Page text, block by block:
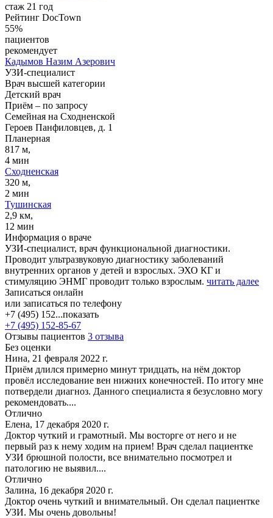
стаж 21 год
Рейтинг DocTown
55%
пациентов
рекомендует
Кадымов Назим Азерович
УЗИ-специалист
Врач высшей категории
Детский врач
Приём – по запросу
Семейная на Сходненской
Героев Панфиловцев, д. 1
Планерная
817 м,
4 мин
Сходненская
320 м,
2 мин
Тушинская
2,9 км,
12 мин
Информация о враче
УЗИ-специалист, врач функциональной диагностики.
Проводит ультразвуковую диагностику заболеваний
внутренних органов у детей и взрослых. ЭХО КГ и
стимуляцию ЭНМГ проводит только взрослым. читать далее
Записаться онлайн
или записаться по телефону
+7 (495) 152...показать
+7 (495) 152-85-67
Отзывы пациентов 3 отзыва
Без оценки
Нина, 21 февраля 2022 г.
Приём длился примерно минут тридцать, на нём доктор
провёл исследование вен нижних конечностей. По итогу мне
потвердели диагноз. Данного специалиста я безусловно могу
рекомендовать....
Отлично
Елена, 17 декабря 2020 г.
Доктор чуткий и грамотный. Мы восторге от него и не
первый раз к нему ходим на прием! Врач сделал пациентке
УЗИ брюшной полости, все внимательно посмотрел и
патологию не выявил....
Отлично
Залина, 16 декабря 2020 г.
Доктор очень чуткий и внимательный. Он сделал пациентке
УЗИ. Мы очень довольны!